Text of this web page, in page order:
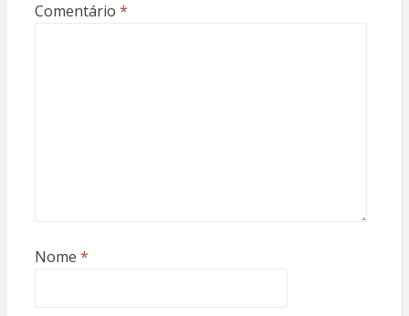
Comentário *
Nome *